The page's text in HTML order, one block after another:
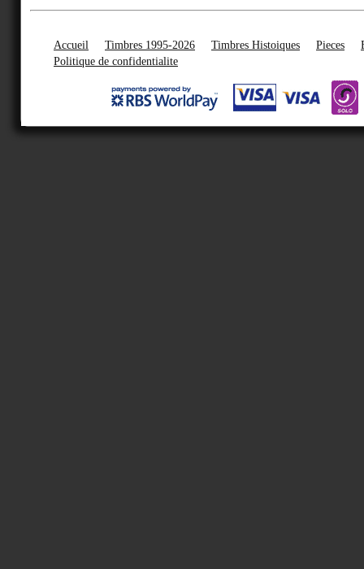
Accueil Timbres 1995-2026 Timbres Histoiques Pieces
Politique de confidentialite